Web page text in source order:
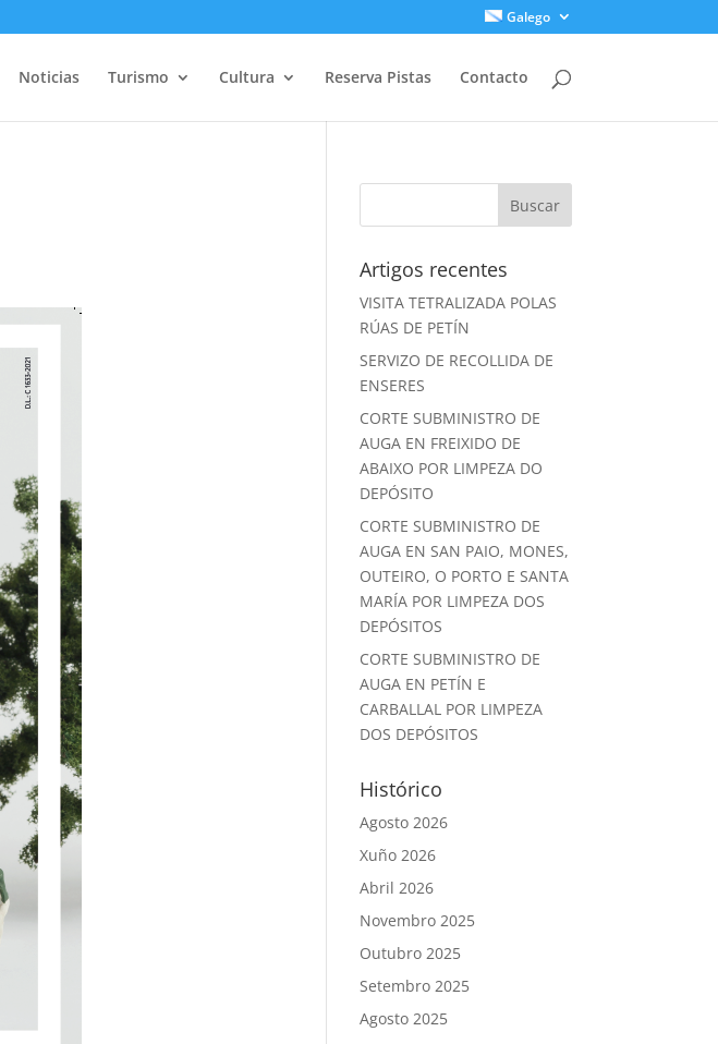
Galego
Noticias Turismo Cultura Reserva Pistas Contacto
Artigos recentes
VISITA TETRALIZADA POLAS
RÚAS DE PETÍN
SERVIZO DE RECOLLIDA DE
ENSERES
CORTE SUBMINISTRO DE
AUGA EN FREIXIDO DE
ABAIXO POR LIMPEZA DO
DEPÓSITO
CORTE SUBMINISTRO DE
AUGA EN SAN PAIO, MONES,
OUTEIRO, O PORTO E SANTA
MARÍA POR LIMPEZA DOS
DEPÓSITOS
CORTE SUBMINISTRO DE
AUGA EN PETÍN E
CARBALLAL POR LIMPEZA
DOS DEPÓSITOS
Histórico
Agosto 2026
Xuño 2026
Abril 2026
Novembro 2025
Outubro 2025
Setembro 2025
Agosto 2025